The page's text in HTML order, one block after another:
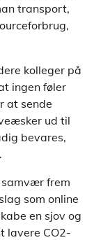
transport,
kolleger på
ingen føler
at sende
ud til
bevares,
frem
som online
en sjov og
lavere CO2-